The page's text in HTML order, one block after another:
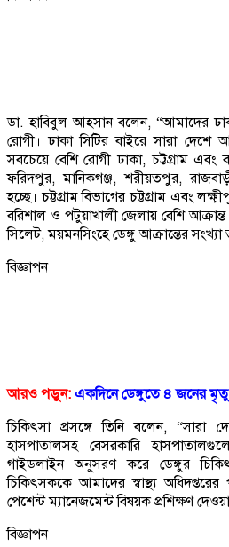
ডা. হাবিবুল আহসান বলেন, “আমাদের
রোগী। ঢাকা সিটির বাইরে সারা দেশে
সবচেয়ে বেশি রোগী ঢাকা, চট্টগ্রাম এবং
ফরিদপুর, মানিকগঞ্জ, শরীয়তপুর,
হচ্ছে। চট্টগ্রাম বিভাগের চট্টগ্রাম এবং
বরিশাল ও পটুয়াখালী জেলায় বেশি আক্রান্ত
সিলেট, ময়মনসিংহে ডেঙ্গু আক্রান্তের
বিজ্ঞাপন
আরও পড়ুন: একদিনে ডেঙ্গুতে ৪ জনের
চিকিৎসা প্রসঙ্গে তিনি বলেন,
হাসপাতালসহ বেসরকারি
গাইডলাইন অনুসরণ করে ডেঙ্গুর
চিকিৎসককে আমাদের স্বাস্থ্য
পেশেন্ট ম্যানেজমেন্ট বিষয়ক প্রশিক্ষণ
বিজ্ঞাপন